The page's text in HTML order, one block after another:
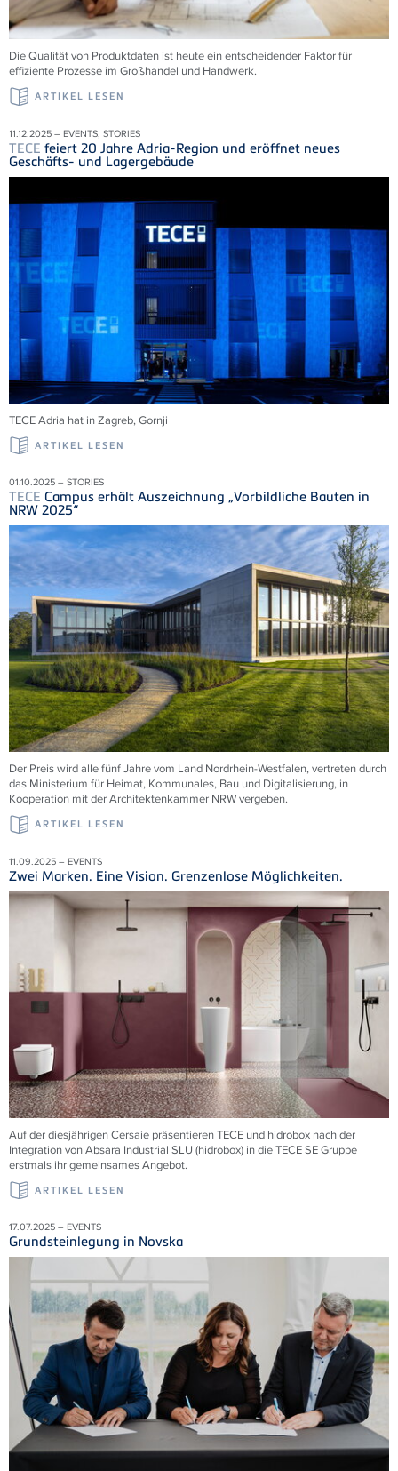
Die Qualität von Produktdaten ist heute ein entscheidender Faktor für
effiziente Prozesse im Großhandel und Handwerk.
ARTIKEL LESEN
11.12.2025 – EVENTS, STORIES
TECE feiert 20 Jahre Adria-Region und eröffnet neues
Geschäfts- und Lagergebäude
TECEAdria hat in Zagreb,Gornji
ARTIKEL LESEN
01.10.2025 – STORIES
TECE Campus erhält Auszeichnung „Vorbildliche Bauten in
NRW 2025“
Der Preis wird alle fünf Jahre vom Land Nordrhein-Westfalen, vertreten durch
das Ministerium für Heimat, Kommunales, Bau und Digitalisierung, in
Kooperation mit der Architektenkammer NRW vergeben.
ARTIKEL LESEN
11.09.2025 – EVENTS
Zwei Marken. Eine Vision. Grenzenlose Möglichkeiten.
Auf der diesjährigen Cersaie präsentieren TECE und hidrobox nach der
Integration von Absara Industrial SLU (hidrobox) in die TECE SE Gruppe
erstmals ihr gemeinsames Angebot.
ARTIKEL LESEN
17.07.2025 – EVENTS
Grundsteinlegung in Novska